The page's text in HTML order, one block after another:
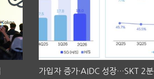
가입자 증가·AIDC 성장…SKT 2